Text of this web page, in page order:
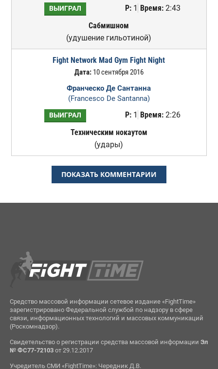
ВЫИГРАЛ Р:1 Время:2:43
Сабмишном
(удушение гильотиной)
Fight Network Mad Gym Fight Night
Дата:10 сентября 2016
Франческо Де Сантанна
(Francesco De Santanna)
ВЫИГРАЛ Р:1 Время:2:26
Техническим нокаутом
(удары)
ПОКАЗАТЬ КОММЕНТАРИИ
Средство массовой информации сетевое издание «FightTime»
зарегистрировано Федеральной службой по надзору в сфере
связи, информационных технологий и массовых коммуникаций
(Роскомнадзор).
Свидетельство о регистрации средства массовой информации Эл
№ ФС77-72103от 29.12.2017
Учредитель СМИ «FightTime»: Чередник Д.В.